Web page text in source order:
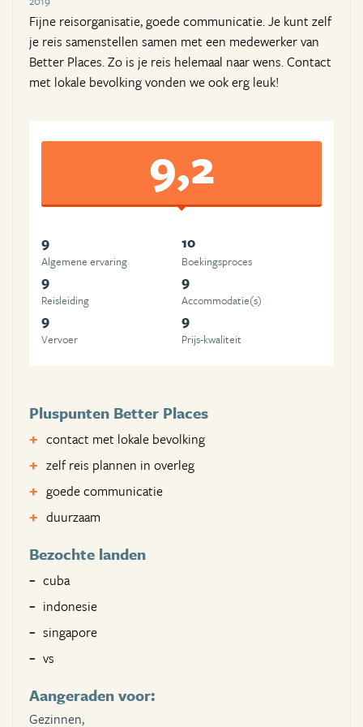
Fijne reisorganisatie, goede communicatie. Je kunt zelf
je reis samenstellen samen met een medewerker van
Better Places. Zo is je reis helemaal naar wens. Contact
met lokale bevolking vonden we ook erg leuk!
9,2
9
Algemene ervaring
10
Boekingsproces
9
Reisleiding
9
Accommodatie(s)
9
Vervoer
9
Prijs-kwaliteit
Pluspunten Better Places
contact met lokale bevolking
zelf reis plannen in overleg
goede communicatie
duurzaam
Bezochte landen
cuba
indonesie
singapore
vs
Aangeraden voor:
Gezinnen,